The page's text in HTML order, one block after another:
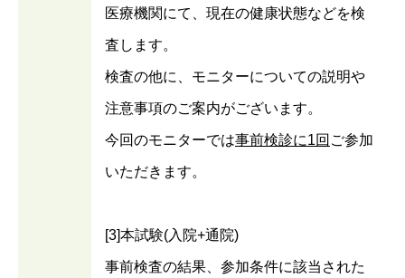
医療機関にて、現在の健康状態などを検
査します。
検査の他に、モニターについての説明や
注意事項のご案内がございます。
今回のモニターでは事前検診に1回 ご参加
いただきます。
[3]本試験(入院+通院)
事前検査の結果、参加条件に該当された